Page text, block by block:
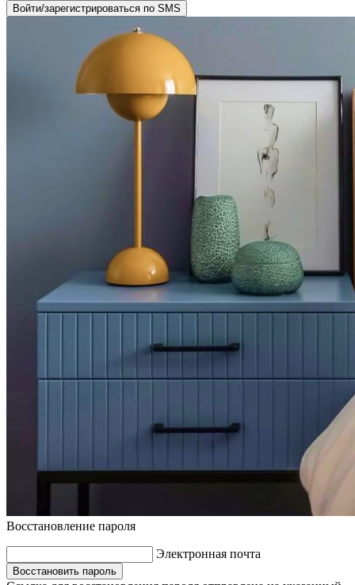
Войти/зарегистрироваться по SMS
Восстановление пароля
Электронная почта
Восстановить пароль